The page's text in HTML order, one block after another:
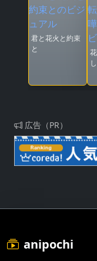
君と花火と約束
と
広告（PR）
anipochi